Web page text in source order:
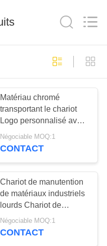
Matériau chromé
transportant le chariot
Logo personnalisé avec
roues
Négociable MOQ:1
CONTACT
Chariot de manutention
de matériaux industriels
lourds Chariot de
transport de
marchandises à 5 roues
Négociable MOQ:1
CONTACT